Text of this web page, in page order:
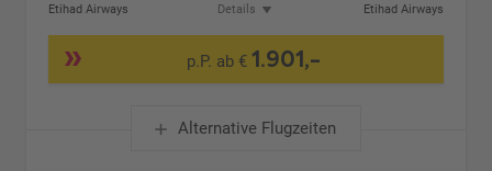
Etihad Airways
Details
Etihad Airways
p.P. ab €1.901,-
Alternative Flugzeiten